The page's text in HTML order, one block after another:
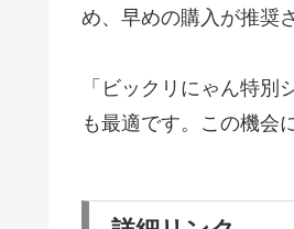
め、早めの購入が推奨
「ビックリにゃん特
も最適です。この機会